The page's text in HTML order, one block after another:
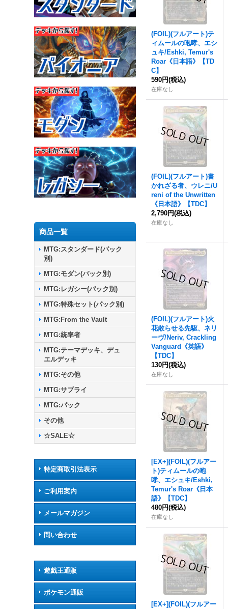
商品一覧
MTG:スタンダード(パック
別)
MTG:モダン(パック別)
MTG:レガシー(パック別)
MTG:特殊セット(パック別)
MTG:From the Vault
MTG:統率者
MTG:テーマデッキ、デュ
エルデッキ
MTG:その他
MTG:サプライ
MTG:パック
その他
☆SALE☆
特定商取引法表示
ご利用案内
メールマガジン
問い合わせ
遊戯王通販
ポケモン通販
(FOIL)(フルアート)テ
ィムールの咆哮、エシ
ュキ/Eshki, Temur's
Roar《日本語》【TD
C】
590円(税込)
在庫なし
(FOIL)(フルアート)書
かれざる者、ウレニ/U
reni of the Unwritten
《日本語》【TDC】
2,790円(税込)
在庫なし
(FOIL)(フルアート)火
花散らせる先駆、ネリ
ーヴ/Neriv, Crackling
Vanguard《英語》
【TDC】
130円(税込)
在庫なし
[EX+](FOIL)(フルアー
ト)ティムールの咆
哮、エシュキ/Eshki,
Temur's Roar《日本
語》【TDC】
480円(税込)
在庫なし
[EX+](FOIL)(フルアー